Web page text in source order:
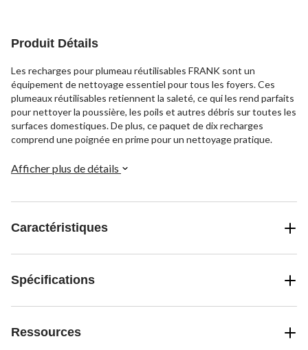
Produit Détails
Les recharges pour plumeau réutilisables FRANK sont un
équipement de nettoyage essentiel pour tous les foyers. Ces
plumeaux réutilisables retiennent la saleté, ce qui les rend parfaits
pour nettoyer la poussière, les poils et autres débris sur toutes les
surfaces domestiques. De plus, ce paquet de dix recharges
comprend une poignée en prime pour un nettoyage pratique.
Afficher plus de détails
Caractéristiques
Spécifications
Ressources